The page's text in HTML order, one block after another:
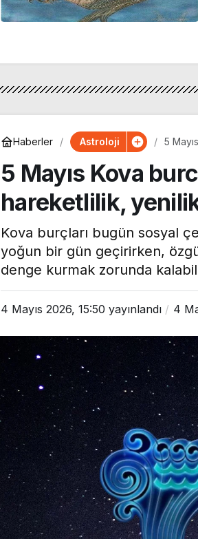
Haberler Astroloji
5
5 Mayıs Kova
hareketlilik,
Kova burçları bugün sosyal
yoğun bir gün geçirirken,
denge kurmak zorunda
4 Mayıs 2026, 15:50 yayınlandı 4